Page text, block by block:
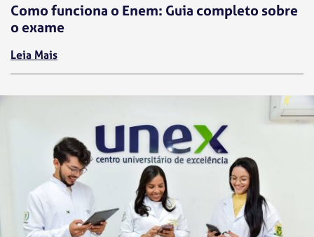
Como funciona o Enem: Guia completo sobre
o exame
Leia Mais